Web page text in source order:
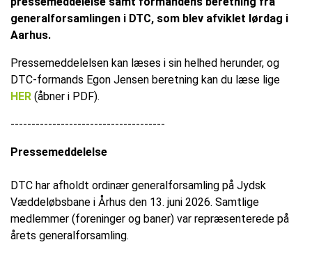
generalforsamlingen i DTC, som blev afviklet lørdag i
Aarhus.
Pressemeddelelsen kan læses i sin helhed herunder, og
DTC-formands Egon Jensen beretning kan du læse lige
HER (åbner i PDF).
-------------------------------------
Pressemeddelelse
DTC har afholdt ordinær generalforsamling på Jydsk
Væddeløbsbane i Århus den 13. juni 2026. Samtlige
medlemmer (foreninger og baner) var repræsenterede på
årets generalforsamling.